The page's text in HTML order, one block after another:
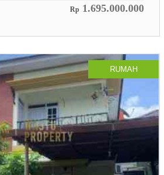
Rp 1.695.000.000
RUMAH